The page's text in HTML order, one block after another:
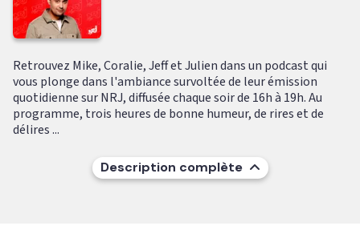
Retrouvez Mike, Coralie, Jeff et Julien dans un podcast qui
vous plonge dans l'ambiance survoltée de leur émission
quotidienne sur NRJ, diffusée chaque soir de 16h à 19h. Au
programme, trois heures de bonne humeur, de rires et de
délires ...
Description complète